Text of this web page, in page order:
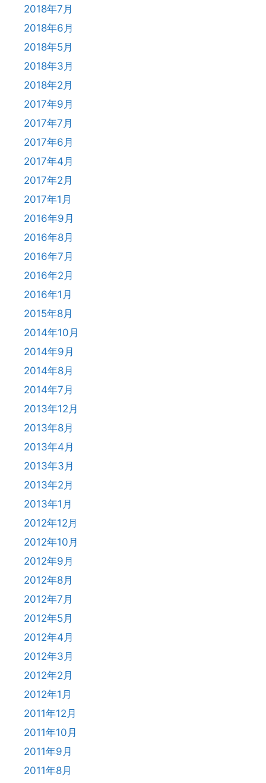
2018年7月
2018年6月
2018年5月
2018年3月
2018年2月
2017年9月
2017年7月
2017年6月
2017年4月
2017年2月
2017年1月
2016年9月
2016年8月
2016年7月
2016年2月
2016年1月
2015年8月
2014年10月
2014年9月
2014年8月
2014年7月
2013年12月
2013年8月
2013年4月
2013年3月
2013年2月
2013年1月
2012年12月
2012年10月
2012年9月
2012年8月
2012年7月
2012年5月
2012年4月
2012年3月
2012年2月
2012年1月
2011年12月
2011年10月
2011年9月
2011年8月